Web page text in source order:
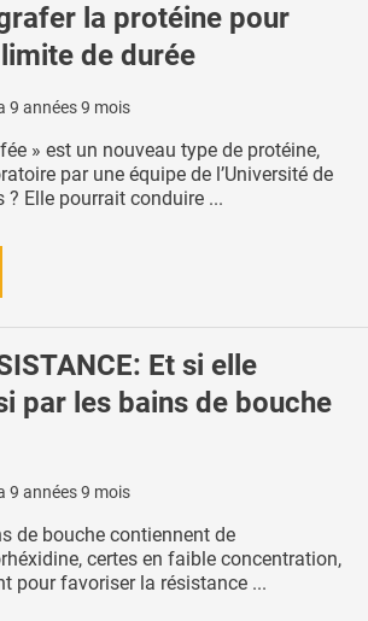
la protéine pour
de durée
9 années 9 mois
» est un nouveau type de protéine,
par une équipe de l’Université de
? Elle pourrait conduire ...
Et si elle
par les bains de bouche
9 années 9 mois
de bouche contiennent de
certes en faible concentration,
pour favoriser la résistance ...